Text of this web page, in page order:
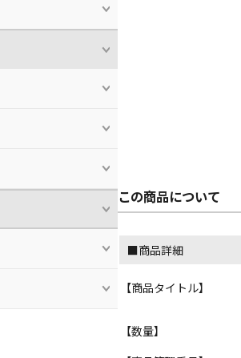
この商品について
■商品詳細
【商品タイトル】
【数量】